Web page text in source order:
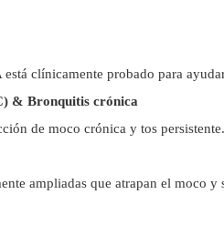
clínicamente probado para
& Bronquitis crónica
de moco crónica y tos
ampliadas que atrapan el